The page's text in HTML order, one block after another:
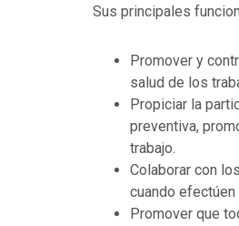
Sus principales
Promover y
salud de los
Propiciar la
preventiva,
trabajo.
Colaborar con
cuando
Promover que